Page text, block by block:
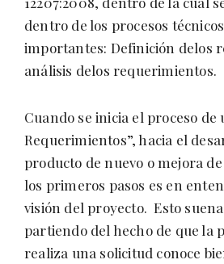
dentro de los procesos
importantes: Definición delos
análisis delos requerimientos.
Cuando se inicia el proceso de
Requerimientos”, hacia el
producto de nuevo o mejora
los primeros pasos es en
visión del proyecto. Esto
partiendo del hecho de que la
realiza una solicitud conoce